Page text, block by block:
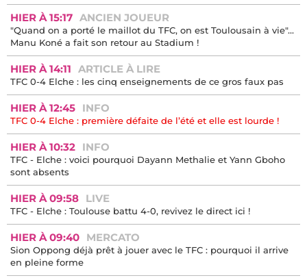
HIER À 15:17 ANCIEN JOUEUR
"Quand on a porté le maillot du TFC, on est Toulousain à vie"...
Manu Koné a fait son retour au Stadium !
HIER À 14:11 ARTICLE À LIRE
TFC 0-4 Elche : les cinq enseignements de ce gros faux pas
HIER À 12:45 INFO
TFC 0-4 Elche : première défaite de l’été et elle est lourde !
HIER À 10:32 INFO
TFC - Elche : voici pourquoi Dayann Methalie et Yann Gboho
sont absents
HIER À 09:58 LIVE
TFC - Elche : Toulouse battu 4-0, revivez le direct ici !
HIER À 09:40 MERCATO
Sion Oppong déjà prêt à jouer avec le TFC : pourquoi il arrive
en pleine forme